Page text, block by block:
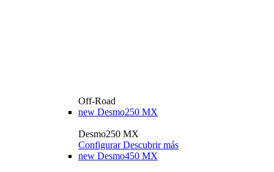
Off-Road
new Desmo250 MX
Desmo250 MX
Configurar Descubrir más
new Desmo450 MX